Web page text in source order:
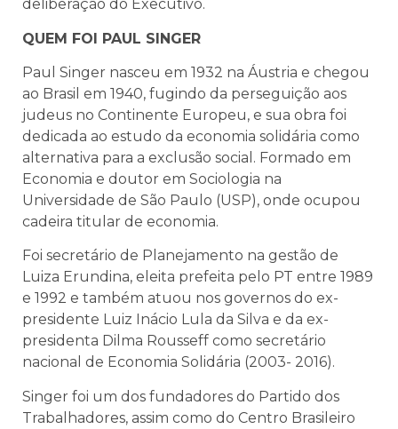
deliberação do Executivo.
QUEM FOI PAUL SINGER
Paul Singer nasceu em 1932 na Áustria e chegou
ao Brasil em 1940, fugindo da perseguição aos
judeus no Continente Europeu, e sua obra foi
dedicada ao estudo da economia solidária como
alternativa para a exclusão social. Formado em
Economia e doutor em Sociologia na
Universidade de São Paulo (USP), onde ocupou
cadeira titular de economia.
Foi secretário de Planejamento na gestão de
Luiza Erundina, eleita prefeita pelo PT entre 1989
e 1992 e também atuou nos governos do ex-
presidente Luiz Inácio Lula da Silva e da ex-
presidenta Dilma Rousseff como secretário
nacional de Economia Solidária (2003- 2016).
Singer foi um dos fundadores do Partido dos
Trabalhadores, assim como do Centro Brasileiro